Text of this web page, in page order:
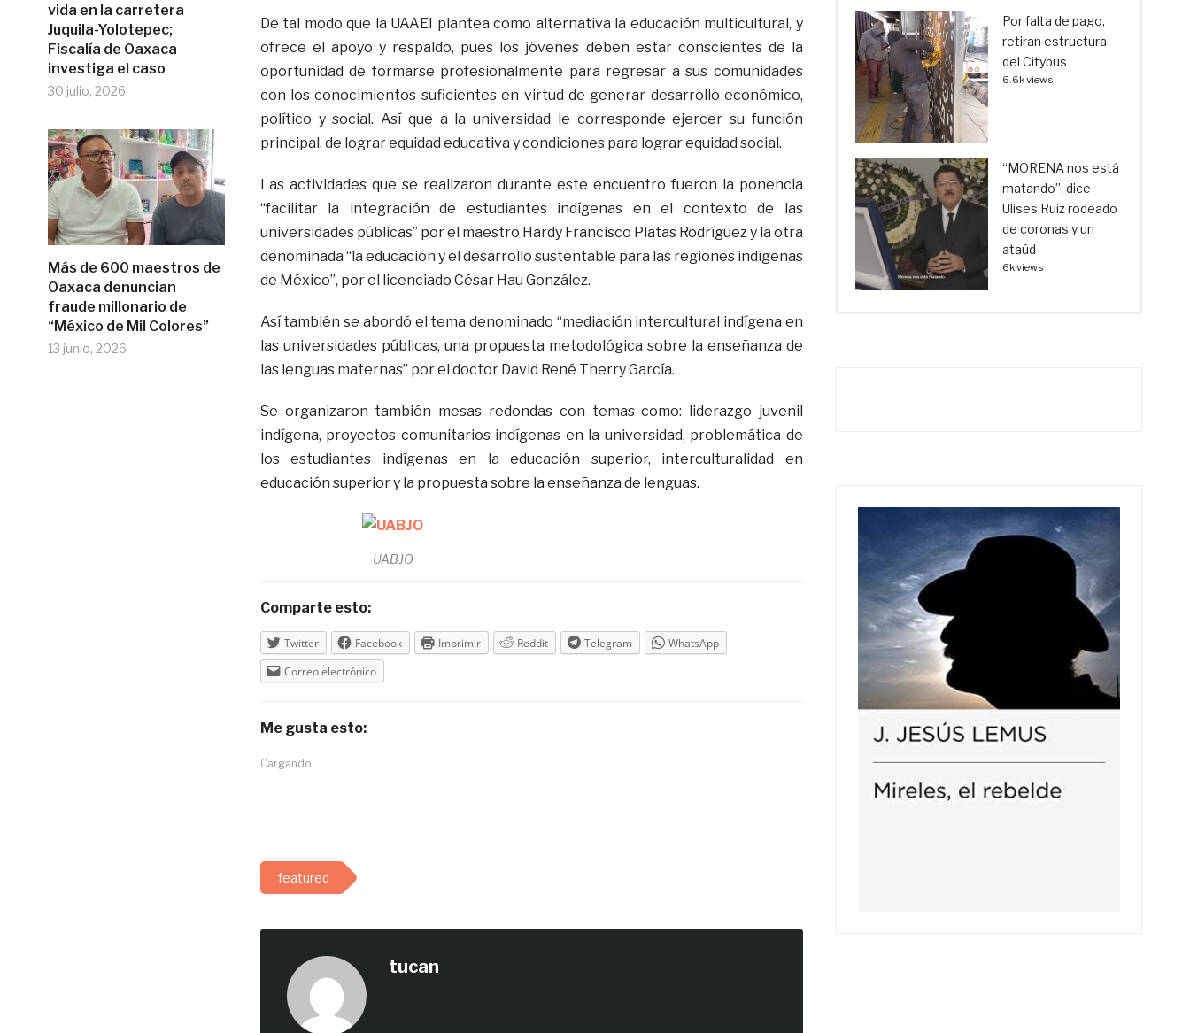
vida en la carretera
Juquila-Yolotepec;
Fiscalía de Oaxaca
investiga el caso
30 julio, 2026
Más de 600 maestros de
Oaxaca denuncian
fraude millonario de
“México de Mil Colores”
13 junio, 2026
De tal modo que la UAAEI plantea como alternativa la educación multicultural, y
ofrece el apoyo y respaldo, pues los jóvenes deben estar conscientes de la
oportunidad de formarse profesionalmente para regresar a sus comunidades
con los conocimientos suficientes en virtud de generar desarrollo económico,
político y social. Así que a la universidad le corresponde ejercer su función
principal, de lograr equidad educativa y condiciones para lograr equidad social.
Las actividades que se realizaron durante este encuentro fueron la ponencia
“facilitar la integración de estudiantes indígenas en el contexto de las
universidades públicas” por el maestro Hardy Francisco Platas Rodríguez y la otra
denominada “la educación y el desarrollo sustentable para las regiones indígenas
de México”, por el licenciado César Hau González.
Así también se abordó el tema denominado “mediación intercultural indígena en
las universidades públicas, una propuesta metodológica sobre la enseñanza de
las lenguas maternas” por el doctor David René Therry García.
Se organizaron también mesas redondas con temas como: liderazgo juvenil
indígena, proyectos comunitarios indígenas en la universidad, problemática de
los estudiantes indígenas en la educación superior, interculturalidad en
educación superior y la propuesta sobre la enseñanza de lenguas.
UABJO
Comparte esto:
Twitter Facebook Imprimir Reddit Telegram
WhatsApp
Correo electrónico
Me gusta esto:
Cargando...
featured
tucan
Por falta de pago,
retiran estructura
del Citybus
6.6k views
“MORENA nos está
matando”, dice
Ulises Ruiz rodeado
de coronas y un
ataúd
6k views